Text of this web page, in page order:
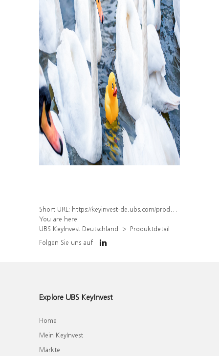
Short URL: https://keyinvest-de.ubs.com/produkt/detail/index/isin/DE000WA6RZ78
You are here:
UBS KeyInvest Deutschland
Produktdetail
Folgen Sie uns auf
Explore UBS KeyInvest
Home
Mein KeyInvest
Märkte